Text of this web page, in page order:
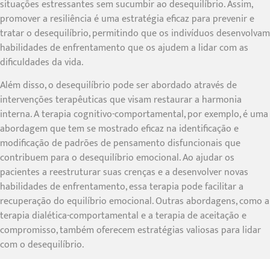
situações estressantes sem sucumbir ao desequilíbrio. Assim,
promover a resiliência é uma estratégia eficaz para prevenir e
tratar o desequilíbrio, permitindo que os indivíduos desenvolvam
habilidades de enfrentamento que os ajudem a lidar com as
dificuldades da vida.
Além disso, o desequilíbrio pode ser abordado através de
intervenções terapêuticas que visam restaurar a harmonia
interna. A terapia cognitivo-comportamental, por exemplo, é uma
abordagem que tem se mostrado eficaz na identificação e
modificação de padrões de pensamento disfuncionais que
contribuem para o desequilíbrio emocional. Ao ajudar os
pacientes a reestruturar suas crenças e a desenvolver novas
habilidades de enfrentamento, essa terapia pode facilitar a
recuperação do equilíbrio emocional. Outras abordagens, como a
terapia dialética-comportamental e a terapia de aceitação e
compromisso, também oferecem estratégias valiosas para lidar
com o desequilíbrio.